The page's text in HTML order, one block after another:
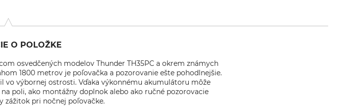
O POLOŽKE
osvedčených modelov Thunder TH35PC a okrem známych
1800 metrov je poľovačka a pozorovanie ešte pohodlnejšie.
vo výbornej ostrosti. Vďaka výkonnému akumulátoru môže
poli, ako montážny doplnok alebo ako ručné pozorovacie
zážitok pri nočnej poľovačke.